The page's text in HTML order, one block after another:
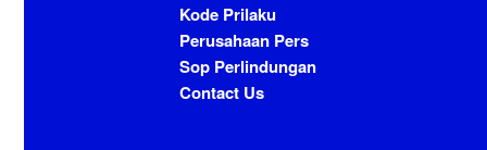
Kode Prilaku
Perusahaan Pers
Sop Perlindungan
Contact Us